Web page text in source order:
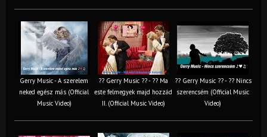
Gerry Music - A szerelem
neked egész más (Official
Music Video)
?? Gerry Music ?? - ?? Ma
este felmegyek majd hozzád
II. (Official Music Video)
?? Gerry Music ?? - ?? Nincs
szerencsém (Official Music
Video)